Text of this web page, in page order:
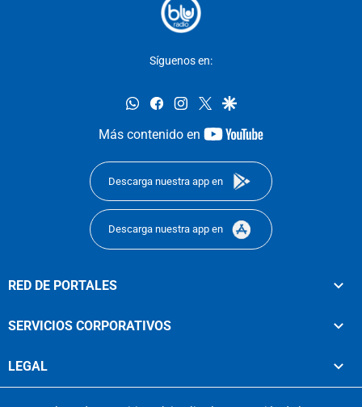
Síguenos en:
whatsappfacebookinstagram
twittergoogle
Más contenido en
youtube-
Descarga nuestra app en
Descarga nuestra app en
RED DE PORTALES
SERVICIOS CORPORATIVOS
LEGAL